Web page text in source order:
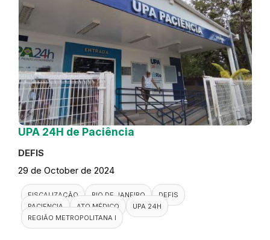
UPA 24H de Paciência
DEFIS
29 de October de 2024
FISCALIZAÇÃO RIO DE JANEIRO
DEFIS
PACIENCIA
ATO MÉDICO
UPA 24H
REGIÃO METROPOLITANA I